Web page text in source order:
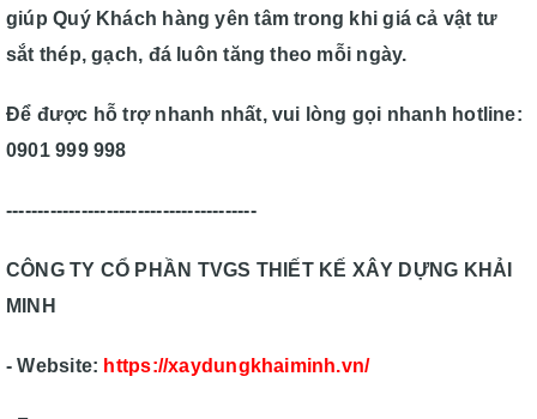
giúp Quý Khách hàng yên tâm trong khi giá cả vật tư
sắt thép, gạch, đá luôn tăng theo mỗi ngày.
Để được hỗ trợ nhanh nhất, vui lòng gọi nhanh hotline:
0901 999 998
----------------------------------------
CÔNG TY CỔ PHẦN TVGS THIẾT KẾ XÂY DỰNG KHẢI
MINH
- Website: https://xaydungkhaiminh.vn/